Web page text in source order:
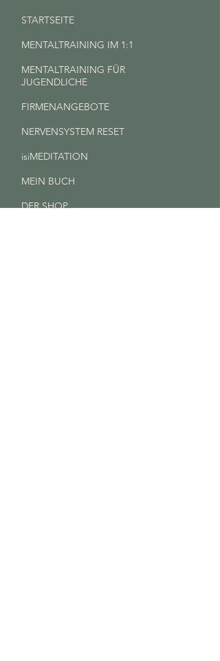
STARTSEITE
MENTALTRAINING IM 1:1
MENTALTRAINING FÜR
JUGENDLICHE
FIRMENANGEBOTE
NERVENSYSTEM RESET
isiMEDITATION
MEIN BUCH
DER SHOP